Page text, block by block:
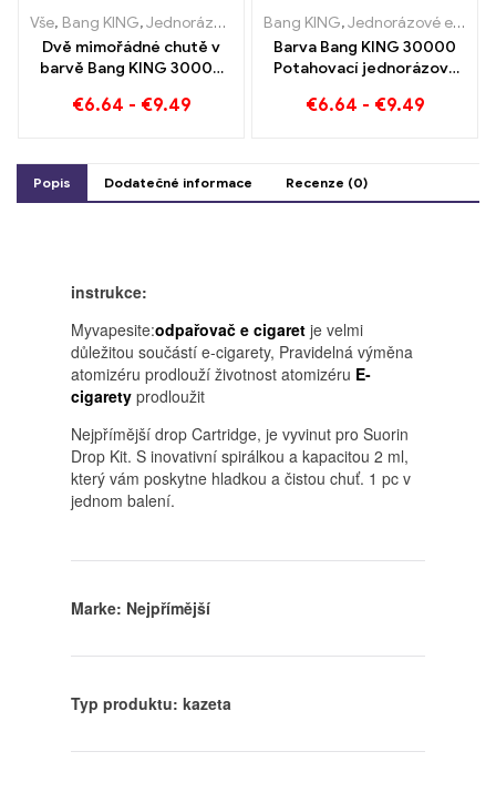
Vše, Bang KING,Jednorázové e-cigarety Litva ,Jednorázové e-
Dvě mimořádné chutě v
barvě Bang KING 30000
Malina Smíšené und
€6.64 - €9.49
Bang KING,Jednorázové e-cigarety Litva
Barva Bang KING 30000
Potahovací jednorázová
příchutěmi Red Bull Energy
€6.64 - €9.49
Popis Dodatečné informace Recenze (0)
instrukce:
Myvapesite:odpařovač e cigaret je velmi
důležitou součástí e-cigarety, Pravidelná výměna
atomizéru prodlouží životnost atomizéru E-
cigarety prodloužit
Nejpřímější drop Cartridge, je vyvinut pro Suorin
Drop Kit. S inovativní spirálkou a kapacitou 2 ml,
který vám poskytne hladkou a čistou chuť. 1 pc v
jednom balení.
Marke: Nejpřímější
Typ produktu: kazeta